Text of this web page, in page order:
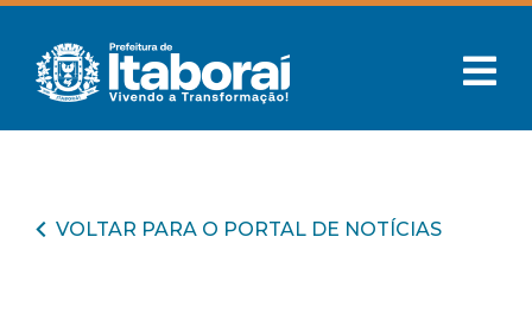
VOLTAR PARA O PORTAL DE NOTÍCIAS